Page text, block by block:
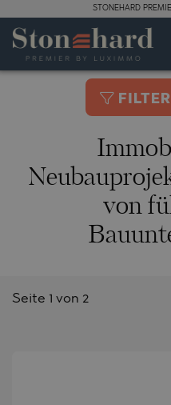
STONEHARD
von
Seite 1 von 2